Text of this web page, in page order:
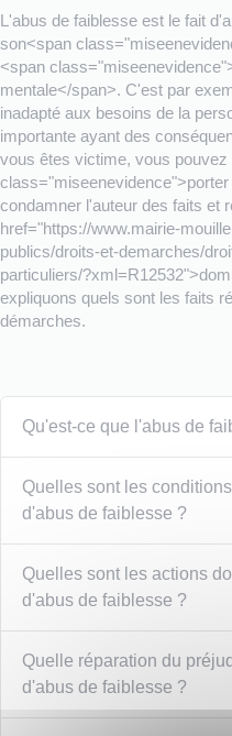
L'abus de faiblesse est le fait
son<span
<span
mentale</span>. C'est par
inadapté aux besoins de la
importante ayant des
vous êtes victime, vous pouvez
condamner l'auteur des faits et
href="https://www.mairie-
publics/droits-et-demarches/
particuliers/
expliquons quels sont les faits
démarches.
Qu'est-ce que l'abus de
Quelles sont les
d'abus de faiblesse ?
Quelles sont les actions
d'abus de faiblesse ?
Quelle réparation du
d'abus de faiblesse ?